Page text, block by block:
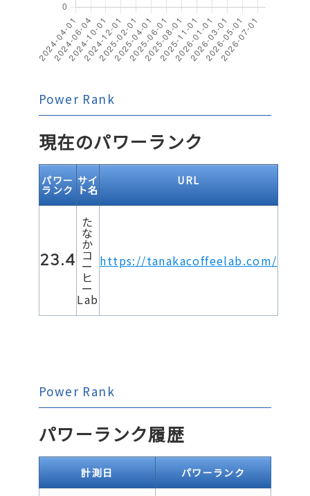
Power Rank
現在のパワーランク
パワー
ランク
サイ
ト名
URL
23.4
た
な
か
コ
ー
ヒ
ー
Lab
https://tanakacoffeelab.com/
Power Rank
パワーランク履歴
計測日 パワーランク